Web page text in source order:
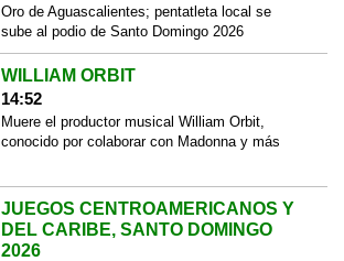
Oro de Aguascalientes; pentatleta local se
sube al podio de Santo Domingo 2026
WILLIAM ORBIT
14:52
Muere el productor musical William Orbit,
conocido por colaborar con Madonna y más
JUEGOS CENTROAMERICANOS Y
DEL CARIBE, SANTO DOMINGO
2026